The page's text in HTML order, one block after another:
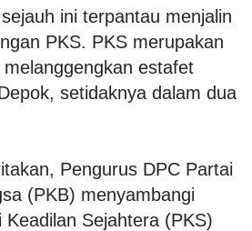
ini terpantau menjalin
PKS. PKS merupakan
estafet
setidaknya dalam dua
Pengurus DPC Partai
(PKB) menyambangi
Keadilan Sejahtera (PKS)